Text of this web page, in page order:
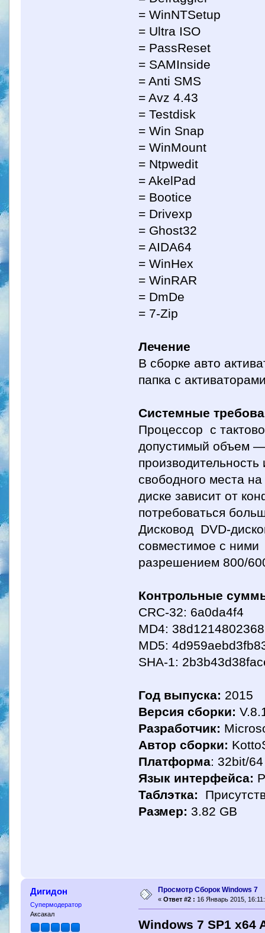
= WinNTSetup
= Ultra ISO
= PassReset
= SAMInside
= Anti SMS
= Avz 4.43
= Testdisk
= Win Snap
= WinMount
= Ntpwedit
= AkelPad
= Bootice
= Drivexp
= Ghost32
= AIDA64
= WinHex
= WinRAR
= DmDe
= 7-Zip
Лечение
В сборке авто
папка с
Системные
Процессор с
допустимый объем
свободного места
диске зависит от
потребоваться
Дисковод DVD-
совместимое с
разрешением 800/
Контрольные
CRC-32: 6a0da4f4
MD4:
MD5:
SHA-1:
Год выпуска: 2015
Версия сборки:
Разработчик:
Автор сборки:
Платформа: 32bit/
Язык интерфейса:
Таблэтка:
Размер: 3.82 GB
Дигидон
Супермодератор
Аксакал
Просмотр Сборок Windows 7
« Ответ #2 : 16 Январь 2015,
Windows 7 SP1 x64